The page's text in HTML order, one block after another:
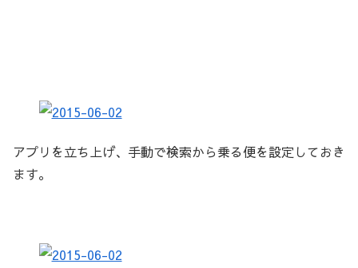
アプリを立ち上げ、手動で検索から乗る便を設定しておき
ます。